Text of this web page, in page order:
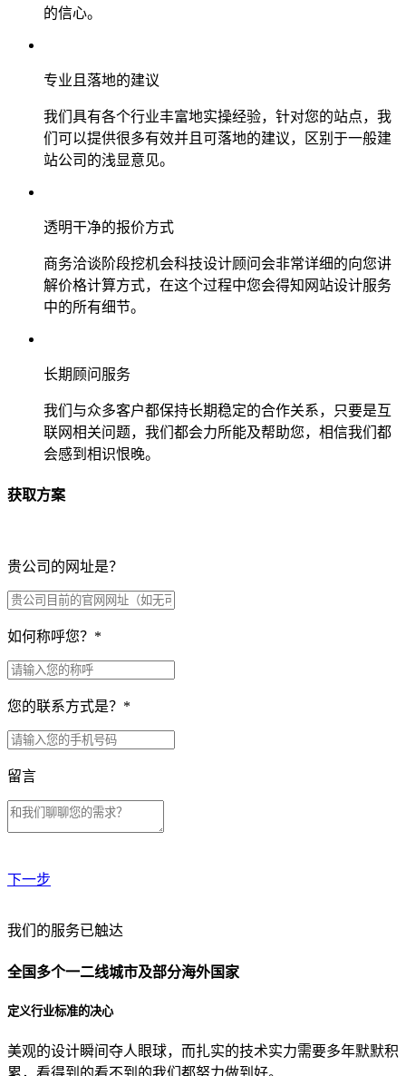
的信心。
专业且落地的建议
我们具有各个行业丰富地实操经验，针对您的站点，我
们可以提供很多有效并且可落地的建议，区别于一般建
站公司的浅显意见。
透明干净的报价方式
商务洽谈阶段挖机会科技设计顾问会非常详细的向您讲
解价格计算方式，在这个过程中您会得知网站设计服务
中的所有细节。
长期顾问服务
我们与众多客户都保持长期稳定的合作关系，只要是互
联网相关问题，我们都会力所能及帮助您，相信我们都
会感到相识恨晚。
获取方案
贵公司的网址是？
如何称呼您？ *
您的联系方式是？ *
留言
下一步
贵公司预算范围是？
贵公司的团队规模是？
目前主要的营销渠道是？
我们的服务已触达
全国多个一二线城市及部分海外国家
定义行业标准的决心
美观的设计瞬间夺人眼球，而扎实的技术实力需要多年默默积
累，看得到的看不到的我们都努力做到好。